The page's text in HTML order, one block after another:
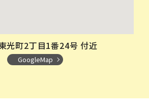
光町2丁目1番24号 付近
GoogleMap